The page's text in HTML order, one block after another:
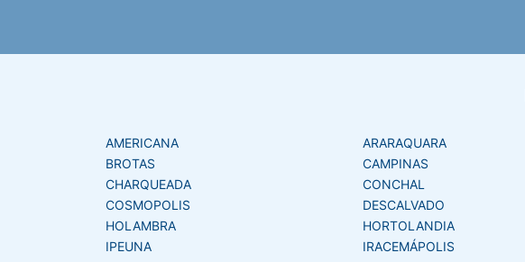
AMERICANA ARARAQUARA
BROTAS
CAMPINAS
CHARQUEADA
CONCHAL
COSMOPOLIS
DESCALVADO
HOLAMBRA
HORTOLANDIA
IPEUNA
IRACEMÁPOLIS